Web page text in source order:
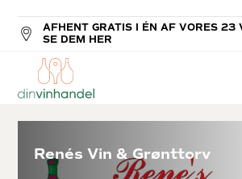
GRATIS HJEMMELEVERING
Renés Vin & Grønttorv